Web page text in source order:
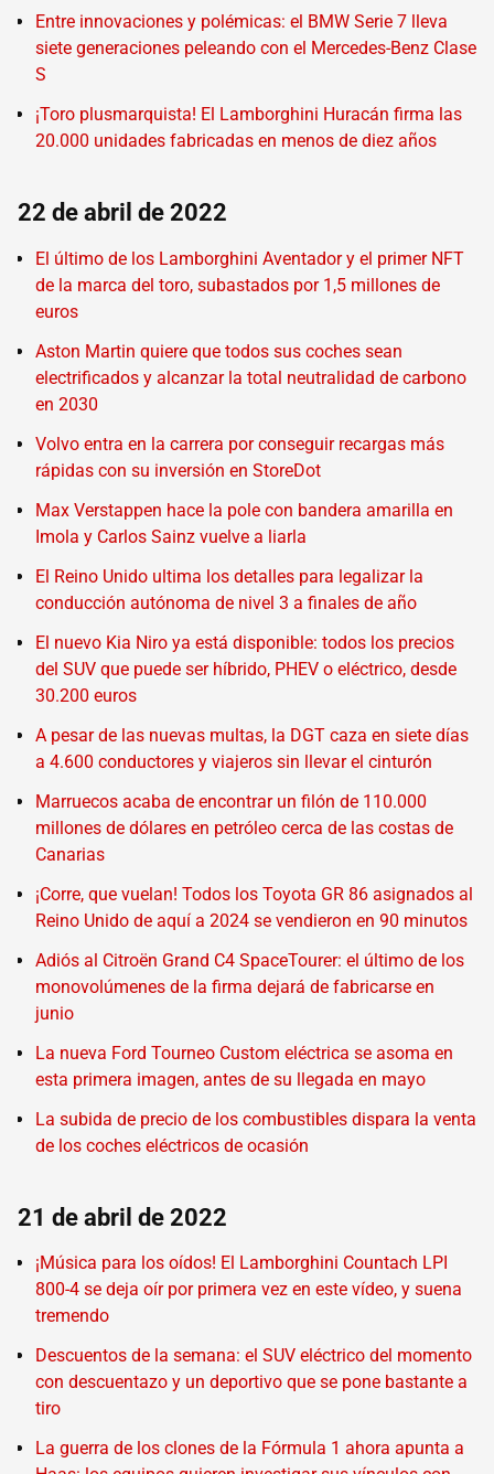
Entre innovaciones y polémicas: el BMW Serie 7 lleva
siete generaciones peleando con el Mercedes-Benz Clase
S
¡Toro plusmarquista! El Lamborghini Huracán firma las
20.000 unidades fabricadas en menos de diez años
22 de abril de 2022
El último de los Lamborghini Aventador y el primer NFT
de la marca del toro, subastados por 1,5 millones de
euros
Aston Martin quiere que todos sus coches sean
electrificados y alcanzar la total neutralidad de carbono
en 2030
Volvo entra en la carrera por conseguir recargas más
rápidas con su inversión en StoreDot
Max Verstappen hace la pole con bandera amarilla en
Imola y Carlos Sainz vuelve a liarla
El Reino Unido ultima los detalles para legalizar la
conducción autónoma de nivel 3 a finales de año
El nuevo Kia Niro ya está disponible: todos los precios
del SUV que puede ser híbrido, PHEV o eléctrico, desde
30.200 euros
A pesar de las nuevas multas, la DGT caza en siete días
a 4.600 conductores y viajeros sin llevar el cinturón
Marruecos acaba de encontrar un filón de 110.000
millones de dólares en petróleo cerca de las costas de
Canarias
¡Corre, que vuelan! Todos los Toyota GR 86 asignados al
Reino Unido de aquí a 2024 se vendieron en 90 minutos
Adiós al Citroën Grand C4 SpaceTourer: el último de los
monovolúmenes de la firma dejará de fabricarse en
junio
La nueva Ford Tourneo Custom eléctrica se asoma en
esta primera imagen, antes de su llegada en mayo
La subida de precio de los combustibles dispara la venta
de los coches eléctricos de ocasión
21 de abril de 2022
¡Música para los oídos! El Lamborghini Countach LPI
800-4 se deja oír por primera vez en este vídeo, y suena
tremendo
Descuentos de la semana: el SUV eléctrico del momento
con descuentazo y un deportivo que se pone bastante a
tiro
La guerra de los clones de la Fórmula 1 ahora apunta a